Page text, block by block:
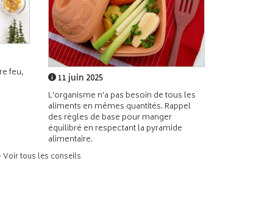
feu,
11 juin 2025
L'organisme n'a pas besoin de tous les
aliments en mêmes quantités. Rappel
des règles de base pour manger
équilibré en respectant la pyramide
alimentaire.
Voir tous les conseils